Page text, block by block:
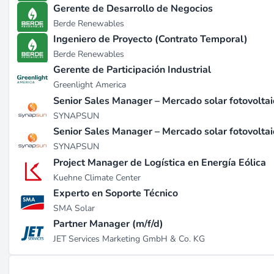
eficiencia en la distribución eléctrica, la competitividad
electrificación y el desarrollo de infraestructura para
informado evaluaciones de riesgos y beneficios
inversión de capital tanto en sectores públicos como
las renovables, demostrando su influencia en políticas
incluyendo subvenciones de fundaciones como la
wikipedia.org).
Desarrollos Recientes
En los últimos años, IEEFA ha ampliado su presencia
aumentando su capacidad para influir en la economía
que apoyan su misión, manteniendo un presupuesto
recientemente ofertas de empleo para roles
continuo y compromiso con modalidades de trabajo
Trabajar Allí
Gerente de Desarrollo de Negocios
Berde Renewables
Ingeniero de Proyecto (Contrato Temporal)
Berde Renewables
Gerente de Participación Industrial
Greenlight America
Senior Sales Manager – Mercado solar
SYNAPSUN
Senior Sales Manager – Mercado solar
SYNAPSUN
Project Manager de Logística en Energía Eólica
Kuehne Climate Center
Experto en Soporte Técnico
SMA Solar
Partner Manager (m/f/d)
JET Services Marketing GmbH & Co. KG